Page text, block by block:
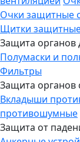
Очки защитные
Щитки
Защита органов
Полумаски и
Фильтры
Защита органов
Вкладыши
противошумные
Защита от